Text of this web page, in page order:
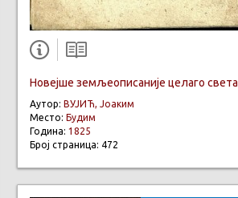
Новејше земљеописаније целаго света
Аутор: ВУЈИЋ, Јоаким
Место: Будим
Година: 1825
Број страница: 472